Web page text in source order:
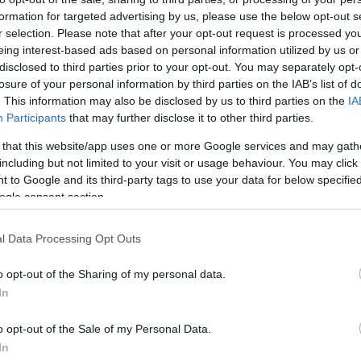
for targeted advertising by us, please use the below opt-out
selection. Please note that after your opt-out request is processed
interest-based ads based on personal information utilized by us
to third parties prior to your opt-out. You may separately
of your personal information by third parties on the IAB’s list of
This information may also be disclosed by us to third parties on the
Participants that may further disclose it to other third parties.
that this website/app uses one or more Google services and may
but not limited to your visit or usage behaviour. You may
to Google and its third-party tags to use your data for below
consent section.
Data Processing Opt Outs
opt-out of the Sharing of my personal data.
opt-out of the Sale of my Personal Data.
utcazenészek gitároznak, fuvoláznak, vagy
azokat, akiknek van ideje arra, hogy 1-2
meghirdeti augusztus 21. és 22-én az
mert az utca azé, aki megműveli, aki életet
a kék Duna partjára. A legjobbak vasárnap a
nagyközönség előtti megmérettetésre.
– Tűzijáték
fellépésével.